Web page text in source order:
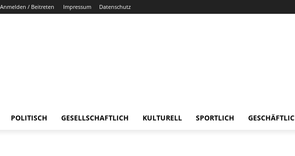
Anmelden / Beitreten Impressum Datenschutz
POLITISCH GESELLSCHAFTLICH KULTURELL SPORTLICH